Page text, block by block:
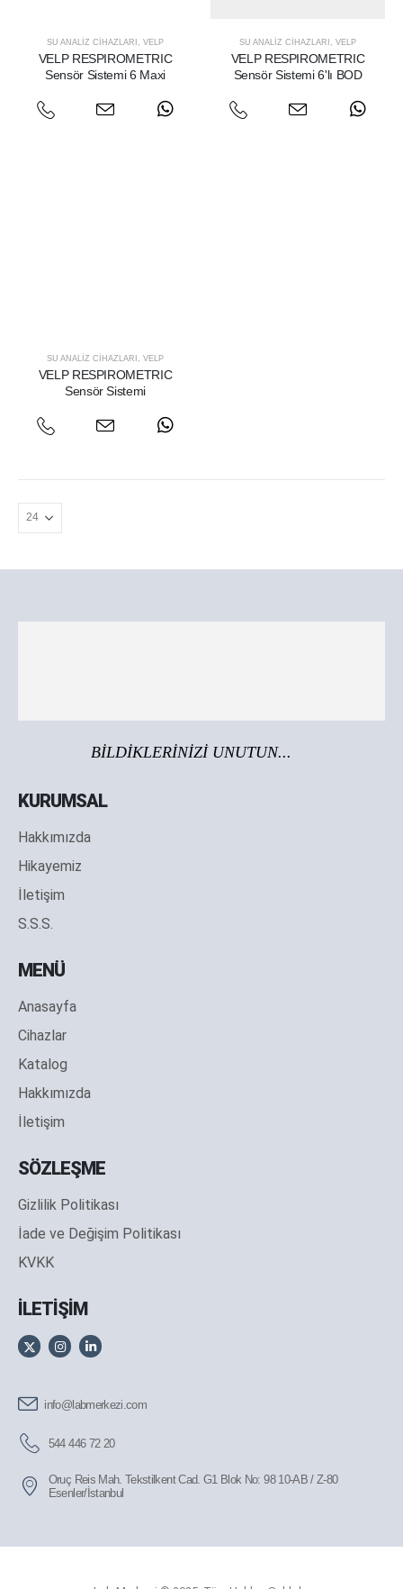
SU ANALIZ CIHAZLARI , VELP
VELP RESPIROMETRIC
Sensör Sistemi 6 Maxi
SU ANALIZ CIHAZLARI , VELP
VELP RESPIROMETRIC
Sensör Sistemi 6'lı BOD
SU ANALIZ CIHAZLARI , VELP
VELP RESPIROMETRIC
Sensör Sistemi
BİLDİKLERİNİZİ UNUTUN...
KURUMSAL
Hakkımızda
Hikayemiz
İletişim
S.S.S.
MENÜ
Anasayfa
Cihazlar
Katalog
Hakkımızda
İletişim
SÖZLEŞME
Gizlilik Politikası
İade ve Değişim Politikası
KVKK
İLETİŞİM
info@labmerkezi.com
544 446 72 20
Oruç Reis Mah. Tekstilkent Cad. G1 Blok No: 98 10-AB / Z-80
Esenler/İstanbul